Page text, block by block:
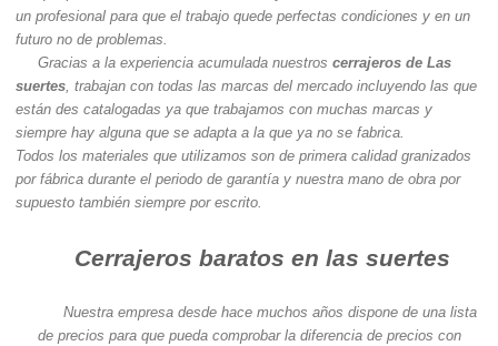
un profesional para que el trabajo quede perfectas condiciones y en un
futuro no de problemas.
Gracias a la experiencia acumulada nuestros cerrajeros de Las
suertes , trabajan con todas las marcas del mercado incluyendo las que
están des catalogadas ya que trabajamos con muchas marcas y
siempre hay alguna que se adapta a la que ya no se fabrica.
Todos los materiales que utilizamos son de primera calidad granizados
por fábrica durante el periodo de garantía y nuestra mano de obra por
supuesto también siempre por escrito.
Cerrajeros baratos en las suertes
Nuestra empresa desde hace muchos años dispone de una lista
de precios para que pueda comprobar la diferencia de precios con